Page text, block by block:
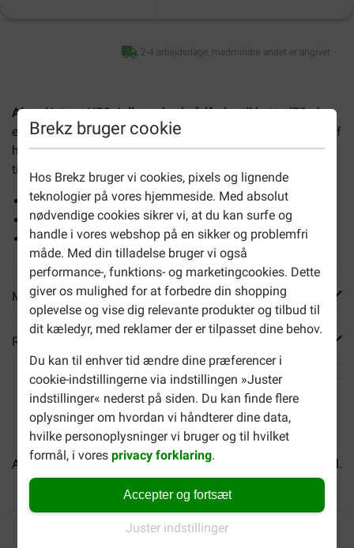
Brekz bruger cookie
Hos Brekz bruger vi cookies, pixels og lignende
teknologier på vores hjemmeside. Med absolut
nødvendige cookies sikrer vi, at du kan surfe og
handle i vores webshop på en sikker og problemfri
måde. Med din tilladelse bruger vi også
performance-, funktions- og marketingcookies. Dette
giver os mulighed for at forbedre din shopping
oplevelse og vise dig relevante produkter og tilbud til
dit kæledyr, med reklamer der er tilpasset dine behov.
Du kan til enhver tid ændre dine præferencer i
cookie-indstillingerne via indstillingen »Juster
indstillinger« nederst på siden. Du kan finde flere
oplysninger om hvordan vi håndterer dine data,
hvilke personoplysninger vi bruger og til hvilket
formål, i voresprivacy forklaring.
Accepter og fortsæt
Juster indstillinger
2-4 arbejdsdage, medmindre andet er angivet
Almo Nature HFC Jelly makrel vådfoder til katte (70 g)er
et 100% naturprodukt. Fremstillet af råvarer udelukkende af
høj kvalitet uden konserveringsmidler eller
tilsætningsstoffer.
55% makrel
ingen kunstige tilsætningsstoffer
Indhold 70 gram
Mere info
Reviews
Almo Nature HFC Natural tun... Almo Nature HFC Natural...